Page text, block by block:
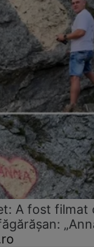
A fost filmat